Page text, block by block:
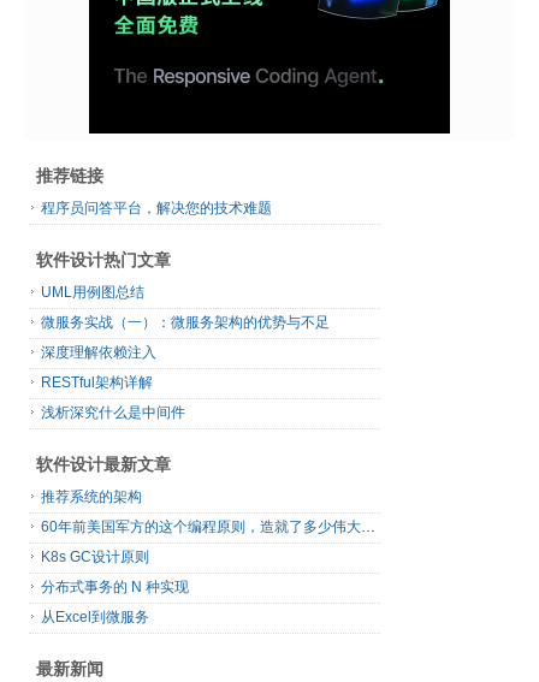
推荐链接
程序员问答平台，解决您的技术难题
软件设计热门文章
UML用例图总结
微服务实战（一）：微服务架构的优势与不足
深度理解依赖注入
RESTful架构详解
浅析深究什么是中间件
软件设计最新文章
推荐系统的架构
60年前美国军方的这个编程原则，造就了多少伟大的框架
K8s GC设计原则
分布式事务的 N 种实现
从Excel到微服务
最新新闻